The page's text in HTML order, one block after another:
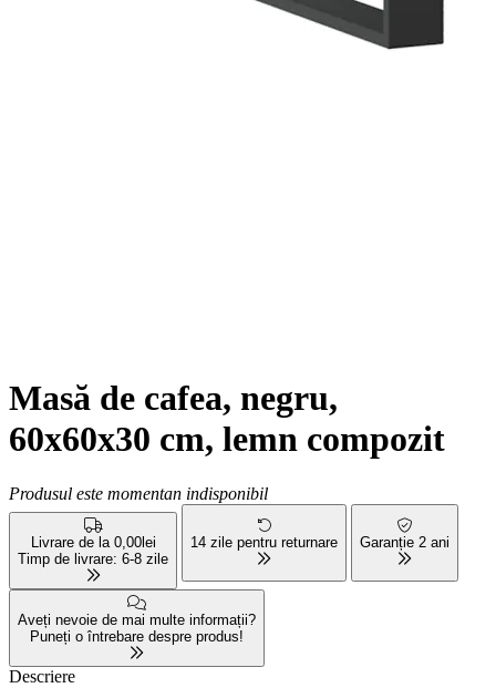
Masă de cafea, negru,
60x60x30 cm, lemn compozit
Produsul este momentan indisponibil
Livrare de la 0,00lei
Timp de livrare: 6-8 zile
14 zile pentru returnare Garanție 2 ani
Aveți nevoie de mai multe informații?
Puneți o întrebare despre produs!
Descriere